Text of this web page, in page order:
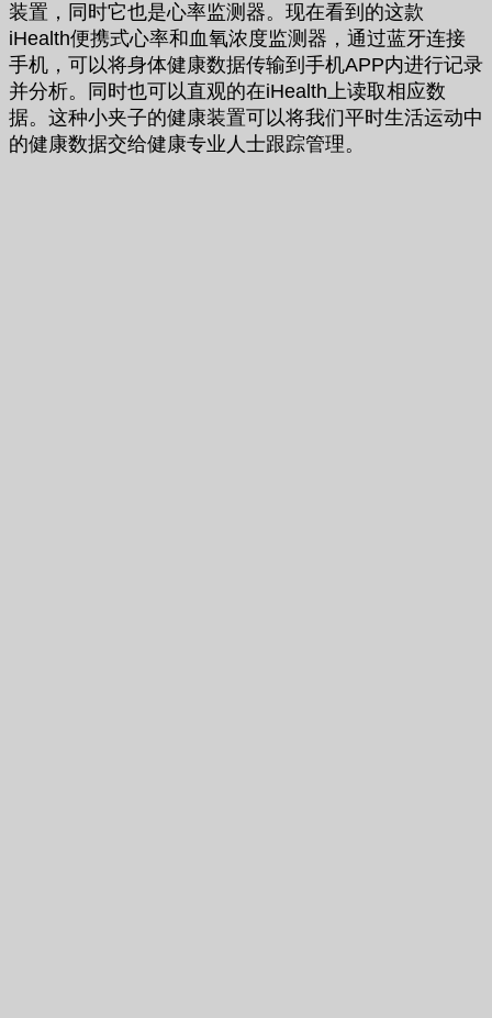
装置，同时它也是心率监测器。现在看到的这款
iHealth便携式心率和血氧浓度监测器，通过蓝牙连接
手机，可以将身体健康数据传输到手机APP内进行记录
并分析。同时也可以直观的在iHealth上读取相应数
据。这种小夹子的健康装置可以将我们平时生活运动中
的健康数据交给健康专业人士跟踪管理。